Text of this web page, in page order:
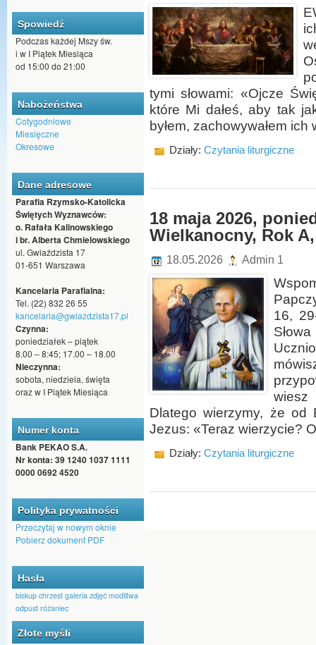
Spowiedź
Podczas każdej Mszy św.
i w I Piątek Miesiąca
od 15:00 do 21:00
Nabożeństwa
Cotygodniowe
Miesięczne
Okresowe
Dane adresowe
Parafia Rzymsko-Katolicka
Świętych Wyznawców:
o. Rafała Kalinowskiego
i br. Alberta Chmielowskiego
ul. Gwiaździsta 17
01-651 Warszawa
Kancelaria Parafialna:
Tel. (22) 832 26 55
kancelaria@gwiazdzista17.pl
Czynna:
poniedziałek – piątek
8.00 – 8:45; 17.00 – 18.00
Nieczynna:
sobota, niedziela, święta
oraz w I Piątek Miesiąca
Numer konta
Bank PEKAO S.A.
Nr konta: 39 1240 1037 1111
0000 0692 4520
Polityka prywatności
Przeczytaj w nowym oknie
Pobierz dokument PDF
Hasła
biskup chrzest galeria zdjęć modlitwa
odpust różaniec
Złote myśli
tymi słowami: «Ojcze
które Mi dałeś, aby tak
byłem, zachowywałem
Działy: Czytania liturgiczne
18 maja 2026,
Wielkanocny, Rok
18.05.2026 Admin 1
16,
wiesz
Dlatego wierzymy, że od
Jezus: «Teraz wierzycie?
Działy: Czytania liturgiczne